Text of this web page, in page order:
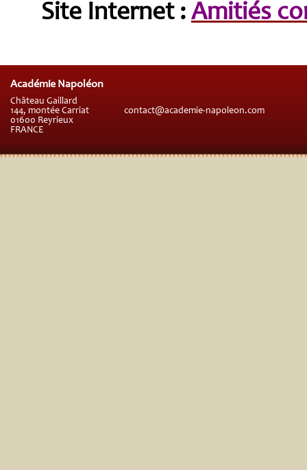
Site Internet : Amitiés
Académie Napoléon
Château Gaillard
144, montée Carriat
01600 Reyrieux
FRANCE
contact@academie-napoleon.com